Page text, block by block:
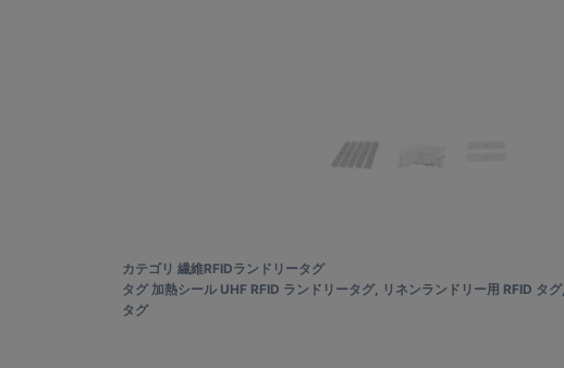
カテゴリ 繊維RFIDランドリータグ
タグ 加熱シール UHF RFID ランドリータグ, リネンランドリー用 RFID タグ,
タグ